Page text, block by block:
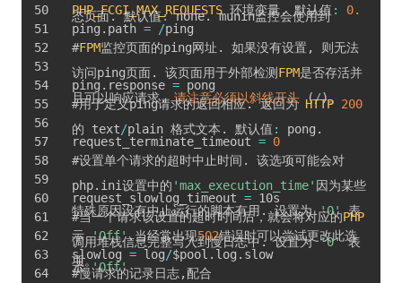
PHP_FCGI_MAX_REQUESTS 环境变量. 默认值 : 0.
态页面. 默认值: none. munin监控会使用到
ping . path = /ping
#FPM监控页面的ping网址 . 如果没有设置 ,
则无法
访问ping页面. 该页面用于外部检测 FPM是否存活并
且可以响应请求. 请注意必须以斜线开头 (/)。
ping . response = pong
#用于定义ping请求的返回相应. 返回为 HTTP 200
的 text/plain 格式文本 . 默认值 : pong .
request_terminate_timeout = 0
#设置单个请求的超时中止时间 .
该选项可能会对
php. ini设置中的 'max_execution_time' 因为某些
特殊原因没有中止运行的脚本有用 . 设置为 '0' 表
示 'Off'.当经常出现502错误时可以尝试更改此选
项。
request_slowlog_timeout = 10s
#当一个请求该设置的超时时间后，就会将对应的PHP
调用堆栈信息完整写入到慢日志中. 设置为 '0' 表
示 'Off'
slowlog = log/$pool . log . slow
#慢请求的记录日志,配合